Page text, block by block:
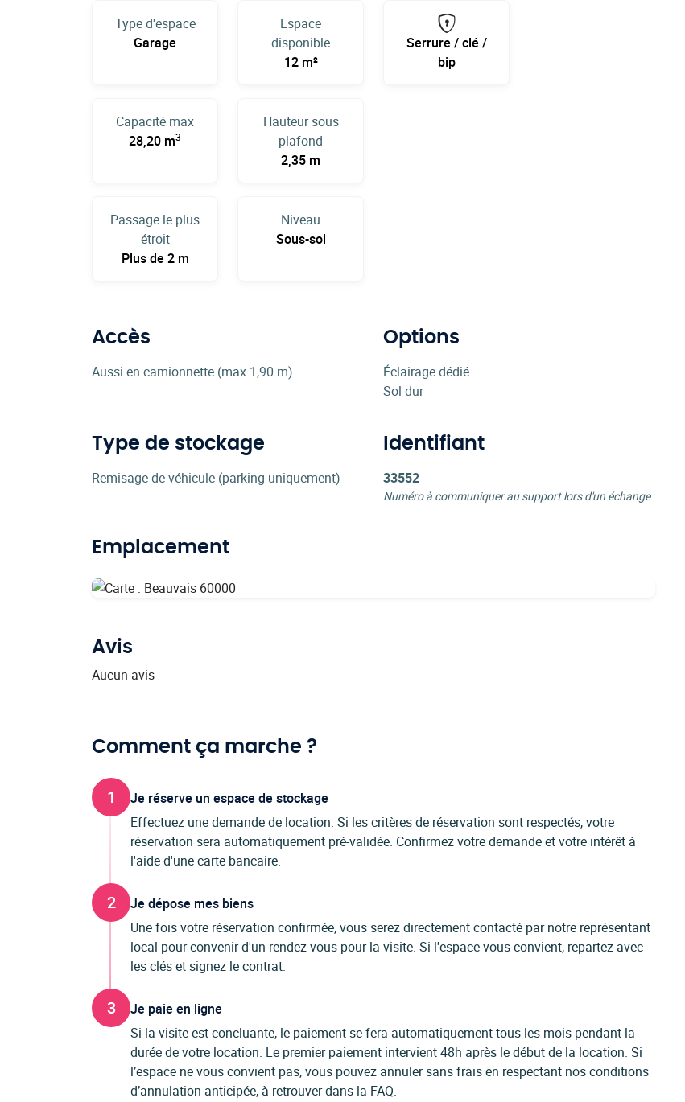
Type d'espace
Garage
Espace
disponible
12 m²
Capacité max
28,20 m3
Hauteur sous
plafond
2,35 m
Passage le plus
étroit
Plus de 2 m
Niveau
Sous-sol
Serrure / clé /
bip
Accès
Aussi en camionnette (max 1,90 m)
Options
Éclairage dédié
Sol dur
Type de stockage
Remisage de véhicule (parking uniquement)
Identifiant
33552
Numéro à communiquer au support lors d'un échange
Emplacement
Avis
Aucun avis
Comment ça marche ?
1
Je réserve un espace de stockage
Effectuez une demande de location. Si les critères de réservation sont respectés, votre
réservation sera automatiquement pré-validée. Confirmez votre demande et votre intérêt à
l'aide d'une carte bancaire.
2
Je dépose mes biens
Une fois votre réservation confirmée, vous serez directement contacté par notre représentant
local pour convenir d'un rendez-vous pour la visite. Si l'espace vous convient, repartez avec
les clés et signez le contrat.
3
Je paie en ligne
Si la visite est concluante, le paiement se fera automatiquement tous les mois pendant la
durée de votre location. Le premier paiement intervient 48h après le début de la location. Si
l’espace ne vous convient pas, vous pouvez annuler sans frais en respectant nos conditions
d’annulation anticipée, à retrouver dans la FAQ.